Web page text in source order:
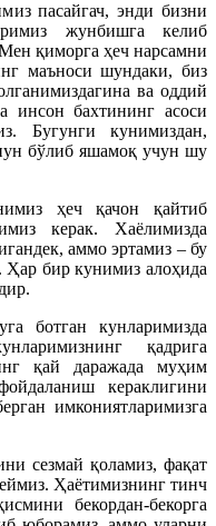
пасайгач, энди бизни
жунбишга келиб
қиморга ҳеч нарсамни
маъноси шундаки, биз
ва оддий
инсон бахтининг асоси
Бугунги кунимиздан,
бўлиб яшамоқ учун шу
ҳеч қачон қайтиб
керак. Хаёлимизда
аммо эртамиз – бу
бир кунимиз алоҳида
ботган кунларимизда
қадрига
қай даражада муҳим
кераклигини
имкониятларимизга
сезмай қоламиз, фақат
Ҳаётимизнинг тинч
бекордан-бекорга